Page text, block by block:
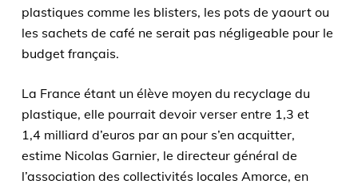
plastiques comme les blisters, les pots de yaourt ou
les sachets de café ne serait pas négligeable pour le
budget français.
La France étant un élève moyen du recyclage du
plastique, elle pourrait devoir verser entre 1,3 et
1,4 milliard d’euros par an pour s’en acquitter,
estime Nicolas Garnier, le directeur général de
l’association des collectivités locales Amorce, en